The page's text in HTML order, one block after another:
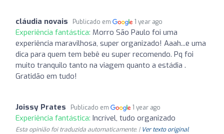
cláudia novais Publicado em 1 year ago
Experiência fantástica: Morro São Paulo foi uma
experiência maravilhosa, super organizado! Aaah...e uma
dica para quem tem bebê eu super recomendo. Pq foi
muito tranquilo tanto na viagem quanto a estádia .
Gratidão em tudo!
Joissy Prates Publicado em 1 year ago
Experiência fantástica: Incrível, tudo organizado
Esta opinião foi traduzida automaticamente. | Ver texto original